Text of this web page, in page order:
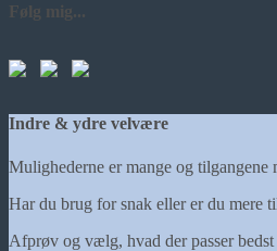
Følg mig...
Indre & ydre velvære
Mulighederne er mange og tilgangene
Har du brug for snak eller er du mere
Afprøv og vælg, hvad der passer